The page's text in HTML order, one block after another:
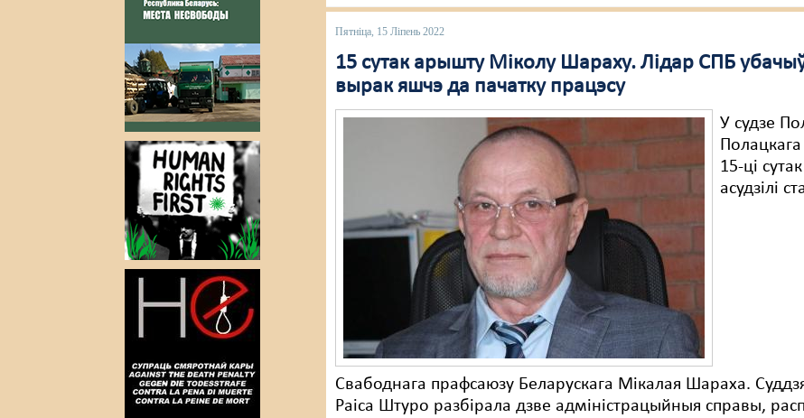
Пятніца, 15 Ліпень 2022
15 сутак арышту Міколу Шараху. Лідар СПБ
вырак яшчэ да пачатку працэсу
У судзе
15-ці
асудзілі
Свабоднага прафсаюзу Беларускага Мікалая Шараха.
Раіса Штуро разбірала дзве адміністрацыйныя справы,